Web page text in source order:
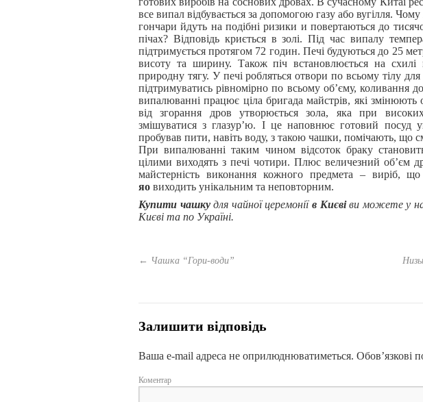
все випал відбувається за допомогою газу або вугілля.
гончари йдуть на подібні ризики и повертаються до
пічах? Відповідь криється в золі. Під час випалу
підтримується протягом 72 годин. Печі будуються до 25
висоту та ширину. Також піч встановлюється на
природну тягу. У печі робляться отвори по всьому тілу
підтримуватись рівномірно по всьому об’єму, коливання
випалюванні працює ціла бригада майстрів, які
від згорання дров утворюється зола, яка при
змішуватися з глазур’ю. І це наповнює готовий посуд
пробував пити, навіть воду, з такою чашки, помічають, що
При випалюванні таким чином відсоток браку
цілими виходять з печі чотири. Плюс величезний об’єм
майстерність виконання кожного предмета – виріб,
яо виходить унікальним та неповторним.
Купити чашкудля чайної церемонії в Києвіви можете у
Києві та по Україні.
← Чашка “Гори-води”
Залишити відповідь
Ваша e-mail адреса не оприлюднюватиметься. Обов’язкові
Коментар